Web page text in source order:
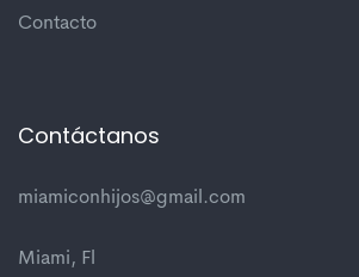
Contacto
Contáctanos
miamiconhijos@gmail.com
Miami, Fl